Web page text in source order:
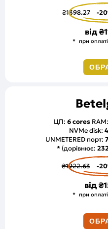
₴1398.27 -
від
при
ЦП: 6 coresRAM:
NVMe disk:
UNMETERED порт:
* (дорівнює:
₴1922.63 -
від
при